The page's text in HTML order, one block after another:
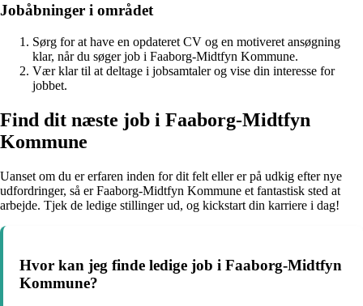
Jobåbninger i området
Sørg for at have en opdateret CV og en motiveret ansøgning
klar, når du søger job i Faaborg-Midtfyn Kommune.
Vær klar til at deltage i jobsamtaler og vise din interesse for
jobbet.
Find dit næste job i Faaborg-Midtfyn
Kommune
Uanset om du er erfaren inden for dit felt eller er på udkig efter nye
udfordringer, så er Faaborg-Midtfyn Kommune et fantastisk sted at
arbejde. Tjek de ledige stillinger ud, og kickstart din karriere i dag!
Hvor kan jeg finde ledige job i Faaborg-Midtfyn
Kommune?